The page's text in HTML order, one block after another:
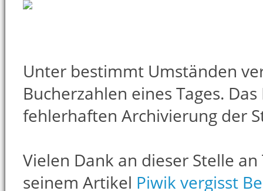
Unter bestimmt Umständen
Bucherzahlen eines Tages.
fehlerhaften Archivierung der
Vielen Dank an dieser Stelle
seinem Artikel Piwik vergisst